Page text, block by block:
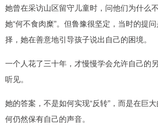
她曾在采访山区留守儿童时，问他们为什么
她“何不食肉糜”。但鲁豫很坚定，当时的提
择，她在善意地引导孩子说出自己的困境。
一个人花了三十年，才慢慢学会允许自己的
听见。
她的答案，不是如何实现“反转”，而是在巨
何仍然保有自己的声音。